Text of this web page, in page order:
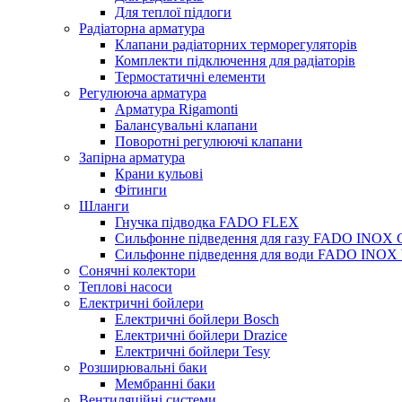
Для теплої підлоги
Радіаторна арматура
Клапани радіаторних терморегуляторів
Комплекти підключення для радіаторів
Термостатичні елементи
Регулююча арматура
Арматура Rigamonti
Балансувальні клапани
Поворотні регулюючі клапани
Запірна арматура
Крани кульові
Фітинги
Шланги
Гнучка підводка FADO FLEX
Сильфонне підведення для газу FADO INOX
Сильфонне підведення для води FADO INOX
Сонячні колектори
Теплові насоси
Електричні бойлери
Електричні бойлери Bosch
Електричні бойлери Drazice
Електричні бойлери Tesy
Розширювальні баки
Мембранні баки